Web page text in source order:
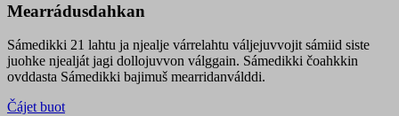
Mearrádusdahkan
Sámedikki 21 lahtu ja njealje várrelahtu váljejuvvojit sámiid siste
juohke njealját jagi dollojuvvon válggain. Sámedikki čoahkkin
ovddasta Sámedikki bajimuš mearridanválddi.
Čájet buot